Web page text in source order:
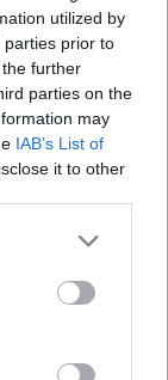
utilized by
parties prior to
further
parties on the
may
IAB’s List of
it to other
more Google
may click to
party tags to
below Google
τοπίο με τις